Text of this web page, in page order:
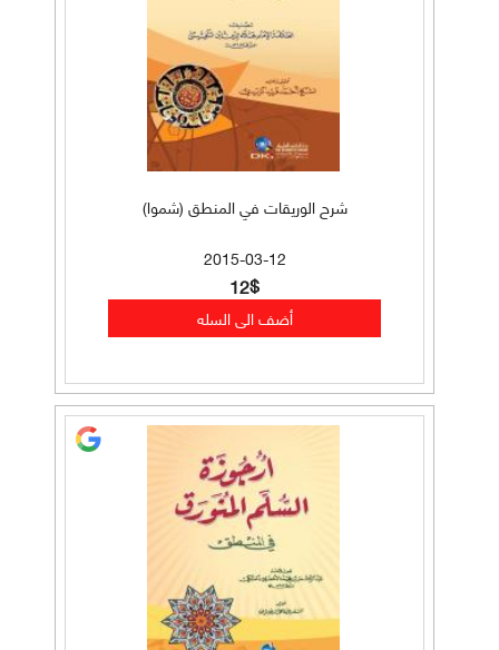
شرح الوريقات في المنطق (شموا)
2015-03-12
12$